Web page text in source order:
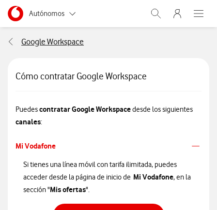
Ir a la pagina principal de vodafone.es
Menu navegación Segmento
Autónomos
Pymes
Abrir buscador.
Menu
Abre
Google Workspace
Cómo contratar Google Workspace
Puedescontratar Google Workspacedesde los siguientes
canales:
Mi Vodafone
Si tienes una línea móvil con tarifa ilimitada, puedes
acceder desde la página de inicio de Mi Vodafone, en la
sección "Mis ofertas".